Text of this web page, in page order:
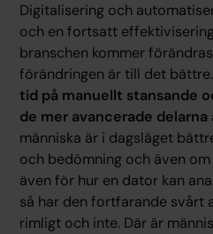
Digitalisering och
och en fortsatt
branschen kommer
förändringen är till det bättre.
tid på manuellt stansande
de mer avancerade
människa är i dagsläget
och bedömning och även
även för hur en dator kan
så har den fortfarande svårt
rimligt och inte. Där är